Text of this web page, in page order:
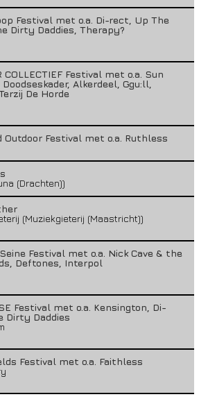
Festival met o.a. Di-rect, Up The
Dirty Daddies, Therapy?
COLLECTIEF Festival met o.a. Sun
Alkerdeel, Ggu:ll,
De Horde
Outdoor Festival met o.a. Ruthless
(Drachten))
(Muziekgieterij (Maastricht))
Festival met o.a. Nick Cave & the
Deftones, Interpol
Festival met o.a. Kensington, Di-
Dirty Daddies
Festival met o.a. Faithless